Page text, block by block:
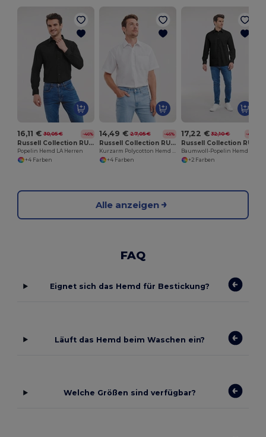
16,11 € 30,05 € -46%
Russell Collection RU934M
Popelin Hemd LA Herren
+4 Farben
14,49 € 27,05 € -46%
Russell Collection RU935M
Kurzarm Polycotton Hemd mit Pflegeleichtem Poplin
+4 Farben
17,22 € 32,10 € -46%
Baumwoll-Popelin Hemd LA
+2 Farben
Alle anzeigen
FAQ
Eignet sich das Hemd für Bestickung?
Läuft das Hemd beim Waschen ein?
Welche Größen sind verfügbar?